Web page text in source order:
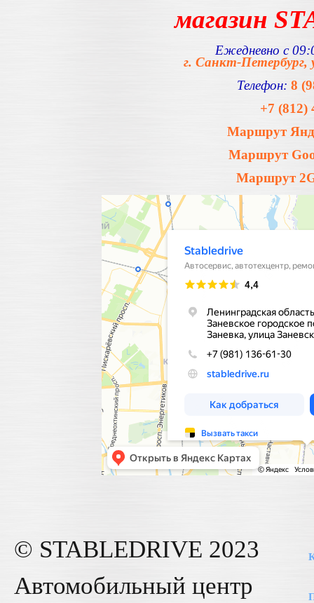
магазин
Ежедневно с
г. Санкт-Петербург,
Телефон: 8
+7 (812)
Маршрут
Маршрут
Маршрут
© STABLEDRIVE 2023
Автомобильный центр